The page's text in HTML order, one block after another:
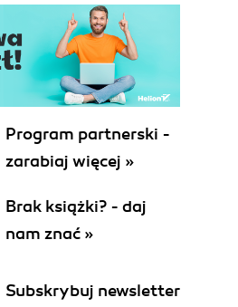
Program partnerski -
zarabiaj więcej »
Brak książki? - daj
nam znać »
Subskrybuj newsletter